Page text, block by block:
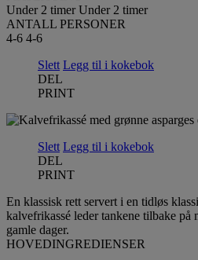
Under 2 timer Under 2 timer
ANTALL PERSONER
4-6 4-6
Slett Legg til i kokebok
DEL
PRINT
Slett Legg til i kokebok
DEL
PRINT
En klassisk rett servert i en tidløs
kalvefrikassé leder tankene tilbake på
gamle dager.
HOVEDINGREDIENSER